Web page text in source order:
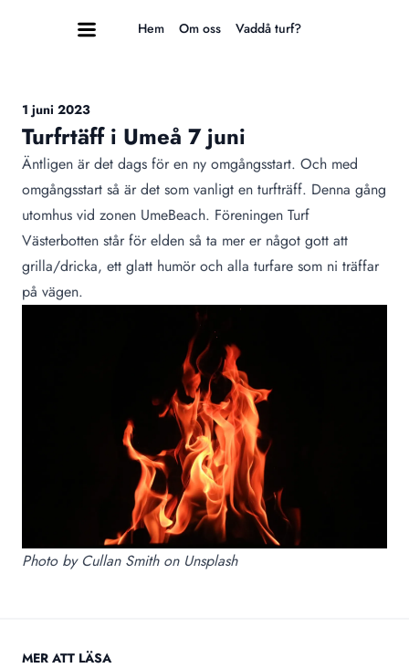
Hem Om oss Vaddå turf?
1 juni 2023
Turfrtäff i Umeå 7 juni
Äntligen är det dags för en ny omgångsstart. Och med
omgångsstart så är det som vanligt en turfträff. Denna gång
utomhus vid zonen UmeBeach. Föreningen Turf
Västerbotten står för elden så ta mer er något gott att
grilla/dricka, ett glatt humör och alla turfare som ni träffar
på vägen.
Photo by Cullan Smithon Unsplash
MER ATT LÄSA